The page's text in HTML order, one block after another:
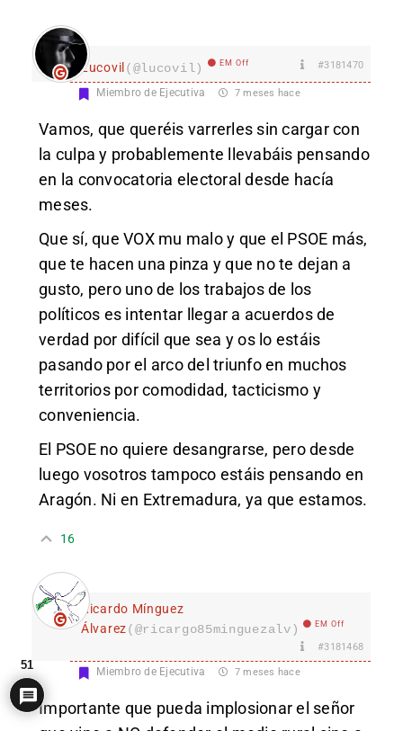
Lucovil (@lucovil) EM Off #3181470
Miembro de Ejecutiva 7 meses hace
Vamos, que queréis varrerles sin cargar con
la culpa y probablemente llevabáis pensando
en la convocatoria electoral desde hacía
meses.
Que sí, que VOX mu malo y que el PSOE más,
que te hacen una pinza y que no te dejan a
gusto, pero uno de los trabajos de los
políticos es intentar llegar a acuerdos de
verdad por difícil que sea y os lo estáis
pasando por el arco del triunfo en muchos
territorios por comodidad, tacticismo y
conveniencia.
El PSOE no quiere desangrarse, pero desde
luego vosotros tampoco estáis pensando en
Aragón. Ni en Extremadura, ya que estamos.
16
Ricardo Mínguez
Álvarez(@ricargo85minguezalv) EM Off
#3181468
Miembro de Ejecutiva 7 meses hace
Importante que pueda implosionar el señor
51